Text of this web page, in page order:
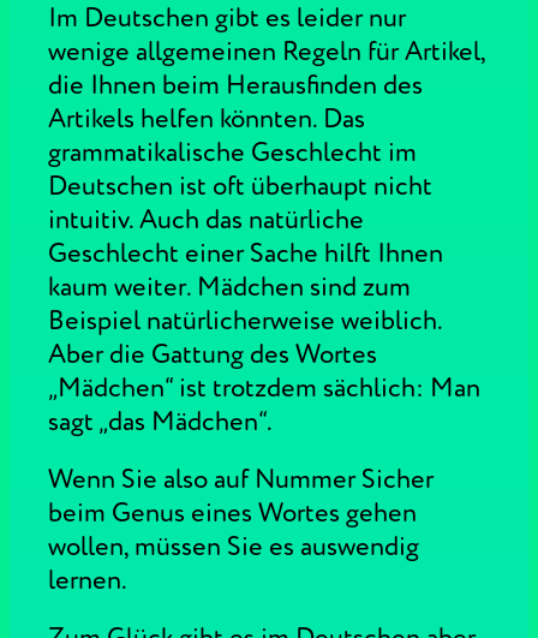
Im Deutschen gibt es leider nur
wenige allgemeinen Regeln für Artikel,
die Ihnen beim Herausfinden des
Artikels helfen könnten. Das
grammatikalische Geschlecht im
Deutschen ist oft überhaupt nicht
intuitiv. Auch das natürliche
Geschlecht einer Sache hilft Ihnen
kaum weiter. Mädchen sind zum
Beispiel natürlicherweise weiblich.
Aber die Gattung des Wortes
„Mädchen“ ist trotzdem sächlich: Man
sagt „das Mädchen“.
Wenn Sie also auf Nummer Sicher
beim Genus eines Wortes gehen
wollen, müssen Sie es auswendig
lernen.